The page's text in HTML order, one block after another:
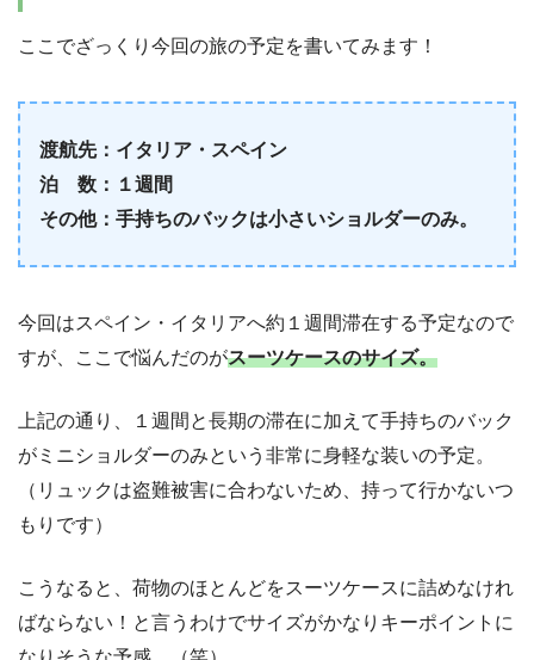
ここでざっくり今回の旅の予定を書いてみます！
渡航先：イタリア・スペイン
泊 数：１週間
その他：手持ちのバックは小さいショルダーのみ。
今回はスペイン・イタリアへ約１週間滞在する予定なので
すが、ここで悩んだのがスーツケースのサイズ。
上記の通り、１週間と長期の滞在に加えて手持ちのバック
がミニショルダーのみという非常に身軽な装いの予定。
（リュックは盗難被害に合わないため、持って行かないつ
もりです）
こうなると、荷物のほとんどをスーツケースに詰めなけれ
ばならない！と言うわけでサイズがかなりキーポイントに